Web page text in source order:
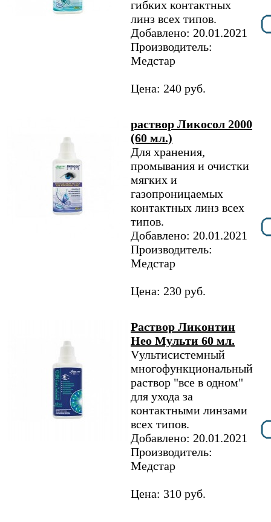
гибких контактных
линз всех типов.
Добавлено: 20.01.2021
Производитель:
Медстар
Цена: 240 руб.
раствор Ликосол 2000
(60 мл.)
Для хранения,
промывания и очистки
мягких и
газопроницаемых
контактных линз всех
типов.
Добавлено: 20.01.2021
Производитель:
Медстар
Цена: 230 руб.
Раствор Ликонтин
Нео Мульти 60 мл.
Vультисистемный
многофункциональный
раствор "все в одном"
для ухода за
контактными линзами
всех типов.
Добавлено: 20.01.2021
Производитель:
Медстар
Цена: 310 руб.